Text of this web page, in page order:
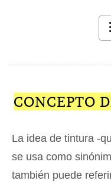
CONCEPTO
La idea de tintura -
se usa como
también puede